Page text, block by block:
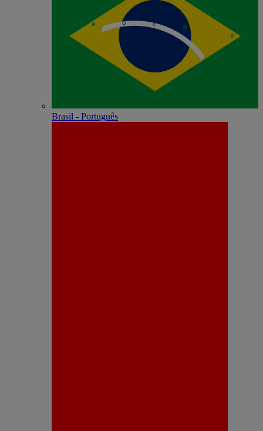
Brasil - Português